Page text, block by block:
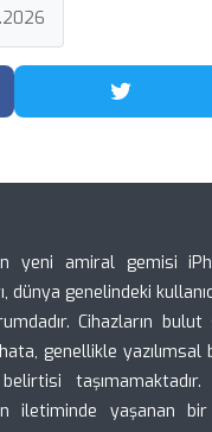
Paylaş
yeni amiral gemisi
dünya genelindeki
Cihazların
genellikle
iletiminde yaşanan bir